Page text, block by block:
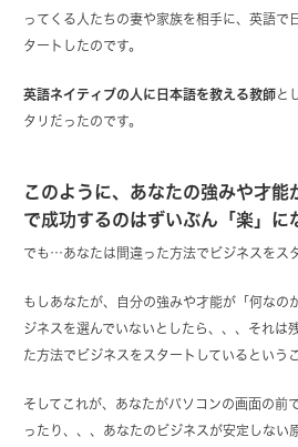
ってくる人たちの妻や家族を相手に、英語で
タートしたのです。
英語ネイティブの人に日本語を教える教師と
タリだったのです。
このように、あなたの強みや才能
で成功するのはずいぶん「楽」に
でも…あなたは間違った方法でビジネスをス
もしあなたが、自分の強みや才能が「何なの
ジネスを選んでいないとしたら、、、それは
た方法でビジネスをスタートしているという
そしてこれが、あなたがパソコンの画面の前
ったり、、、あなたのビジネスが安定しない